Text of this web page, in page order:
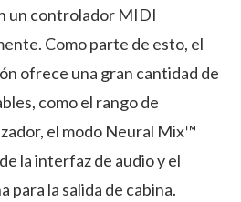
un controlador MIDI
Como parte de esto, el
ofrece una gran cantidad de
como el rango de
el modo Neural Mix™
la interfaz de audio y el
para la salida de cabina.